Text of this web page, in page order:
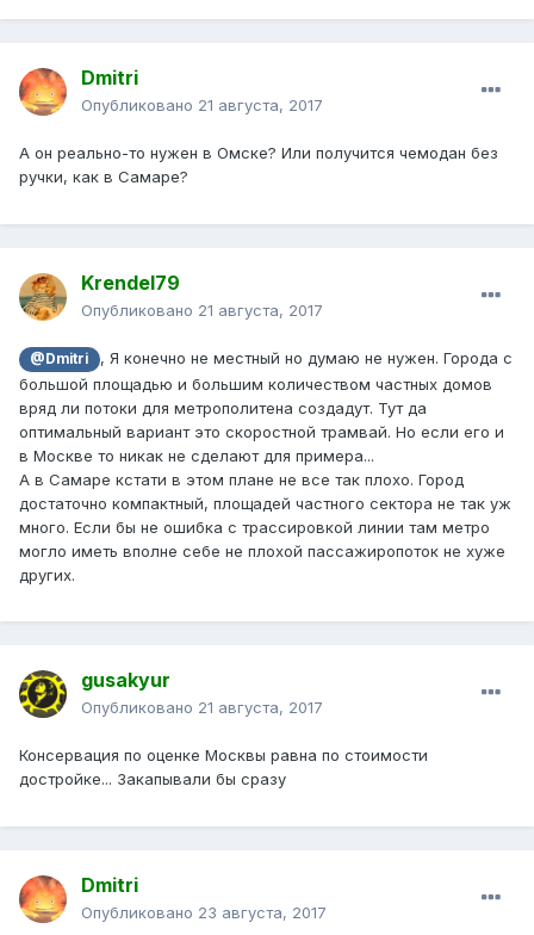
Dmitri
Опубликовано 21 августа, 2017
А он реально-то нужен в Омске? Или получится чемодан без
ручки, как в Самаре?
Krendel79
Опубликовано 21 августа, 2017
@Dmitri
, Я конечно не местный но думаю не нужен. Города с
большой площадью и большим количеством частных домов
вряд ли потоки для метрополитена создадут. Тут да
оптимальный вариант это скоростной трамвай. Но если его и
в Москве то никак не сделают для примера...
А в Самаре кстати в этом плане не все так плохо. Город
достаточно компактный, площадей частного сектора не так уж
много. Если бы не ошибка с трассировкой линии там метро
могло иметь вполне себе не плохой пассажиропоток не хуже
других.
gusakyur
Опубликовано 21 августа, 2017
Консервация по оценке Москвы равна по стоимости
достройке... Закапывали бы сразу
Dmitri
Опубликовано 23 августа, 2017